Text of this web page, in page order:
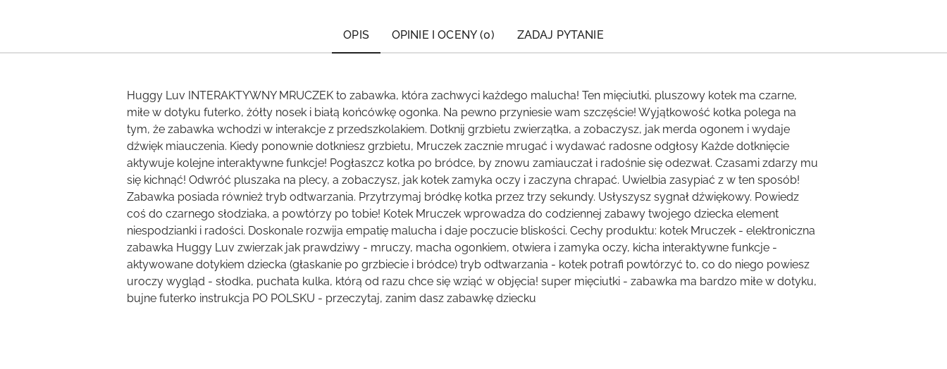
OPIS OPINIE I OCENY (0) ZADAJ PYTANIE
Huggy Luv INTERAKTYWNY MRUCZEK to zabawka, która zachwyci każdego malucha! Ten mięciutki, pluszowy kotek ma czarne,
miłe w dotyku futerko, żółty nosek i białą końcówkę ogonka. Na pewno przyniesie wam szczęście! Wyjątkowość kotka polega na
tym, że zabawka wchodzi w interakcje z przedszkolakiem. Dotknij grzbietu zwierzątka, a zobaczysz, jak merda ogonem i wydaje
dźwięk miauczenia. Kiedy ponownie dotkniesz grzbietu, Mruczek zacznie mrugać i wydawać radosne odgłosy Każde dotknięcie
aktywuje kolejne interaktywne funkcje! Pogłaszcz kotka po bródce, by znowu zamiauczał i radośnie się odezwał. Czasami zdarzy mu
się kichnąć! Odwróć pluszaka na plecy, a zobaczysz, jak kotek zamyka oczy i zaczyna chrapać. Uwielbia zasypiać z w ten sposób!
Zabawka posiada również tryb odtwarzania. Przytrzymaj bródkę kotka przez trzy sekundy. Usłyszysz sygnał dźwiękowy. Powiedz
coś do czarnego słodziaka, a powtórzy po tobie! Kotek Mruczek wprowadza do codziennej zabawy twojego dziecka element
niespodzianki i radości. Doskonale rozwija empatię malucha i daje poczucie bliskości. Cechy produktu: kotek Mruczek - elektroniczna
zabawka Huggy Luv zwierzak jak prawdziwy - mruczy, macha ogonkiem, otwiera i zamyka oczy, kicha interaktywne funkcje -
aktywowane dotykiem dziecka (głaskanie po grzbiecie i bródce) tryb odtwarzania - kotek potrafi powtórzyć to, co do niego powiesz
uroczy wygląd - słodka, puchata kulka, którą od razu chce się wziąć w objęcia! super mięciutki - zabawka ma bardzo miłe w dotyku,
bujne futerko instrukcja PO POLSKU - przeczytaj, zanim dasz zabawkę dziecku